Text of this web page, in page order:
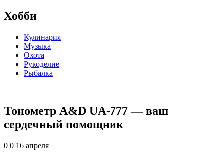
Хобби
Кулинария
Музыка
Охота
Рукоделие
Рыбалка
Тонометр A&D UA-777 — ваш
сердечный помощник
0 0 16 апреля